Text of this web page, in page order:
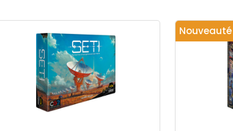
Nouveauté